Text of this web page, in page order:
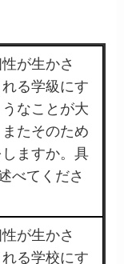
が生かさ
る学級にす
なことが大
たそのため
ますか。具
べてくださ
が生かさ
る学校にす